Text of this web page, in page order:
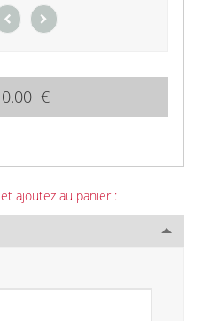
0.00 €
ajoutez au panier :